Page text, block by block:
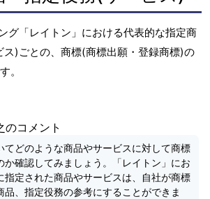
グ「レイトン」における代表的な指定商
ス)ごとの、商標(商標出願・登録商標)の
。
のコメント
てどのような商品やサービスに対して商標
か確認してみましょう。「レイトン」にお
指定された商品やサービスは、自社が商標
品、指定役務の参考にすることができま